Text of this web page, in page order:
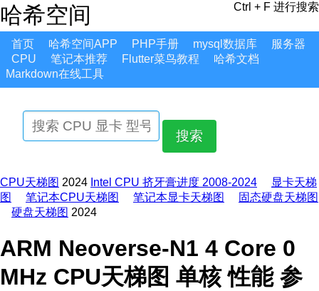
哈希空间 Ctrl + F 进行搜索
首页 哈希空间APP PHP手册 mysql数据库
服务器
CPU
笔记本推荐 Flutter菜鸟教程
哈希文档
Markdown在线工具
搜索
CPU天梯图 2024 Intel CPU 挤牙膏进度 2008-2024
显卡天梯
图
笔记本CPU天梯图 笔记本显卡天梯图
固态硬盘天梯图
硬盘天梯图 2024
ARM Neoverse-N1 4 Core 0
MHz CPU天梯图 单核 性能 参